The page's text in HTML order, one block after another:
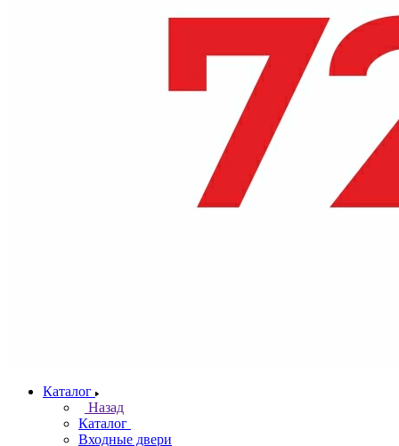
Каталог
Назад
Каталог
Входные двери